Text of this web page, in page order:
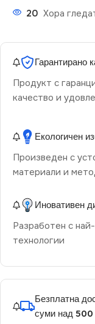
20 Хора
Гарантирано
Продукт с
качество и
Екологичен
Произведен с
материали и
Иновативен
Разработен с
технологии
Безплатна
суми над 500